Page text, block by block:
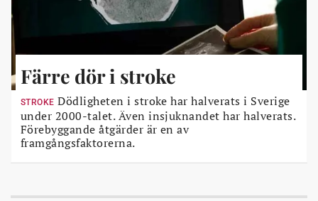
Färre dör i stroke
STROKE Dödligheten i stroke har halverats i Sverige
under 2000-talet. Även insjuknandet har halverats.
Förebyggande åtgärder är en av
framgångsfaktorerna.